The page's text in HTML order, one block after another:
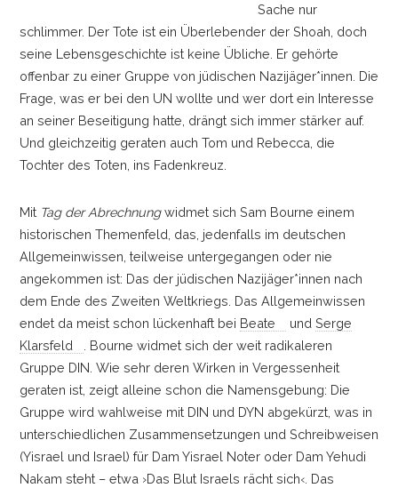
Sache nur
schlimmer. Der Tote ist ein Überlebender der Shoah, doch
seine Lebensgeschichte ist keine Übliche. Er gehörte
offenbar zu einer Gruppe von jüdischen Nazijäger*innen. Die
Frage, was er bei den UN wollte und wer dort ein Interesse
an seiner Beseitigung hatte, drängt sich immer stärker auf.
Und gleichzeitig geraten auch Tom und Rebecca, die
Tochter des Toten, ins Fadenkreuz.
Mit Tag der Abrechnungwidmet sich Sam Bourne einem
historischen Themenfeld, das, jedenfalls im deutschen
Allgemeinwissen, teilweise untergegangen oder nie
angekommen ist: Das der jüdischen Nazijäger*innen nach
dem Ende des Zweiten Weltkriegs. Das Allgemeinwissen
endet da meist schon lückenhaft bei Beate und Serge
Klarsfeld
. Bourne widmet sich der weit radikaleren
Gruppe DIN. Wie sehr deren Wirken in Vergessenheit
geraten ist, zeigt alleine schon die Namensgebung: Die
Gruppe wird wahlweise mit DIN und DYN abgekürzt, was in
unterschiedlichen Zusammensetzungen und Schreibweisen
(Yisrael und Israel) für Dam Yisrael Noter oder Dam Yehudi
Nakam steht –etwa ›Das Blut Israels rächt sich‹. Das